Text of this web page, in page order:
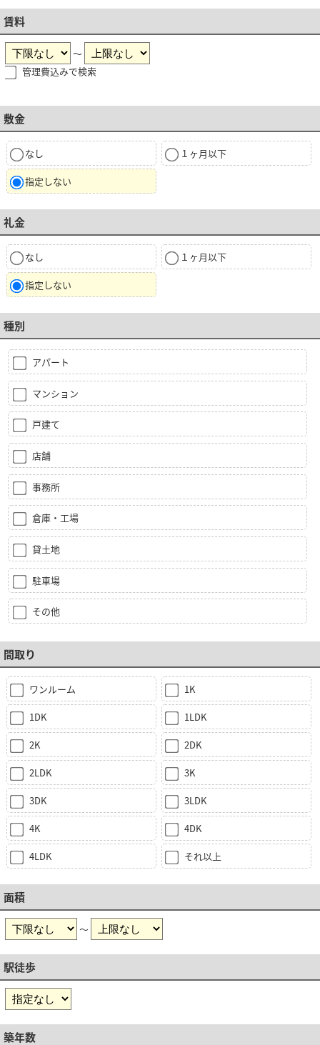
賃料
～
管理費込みで検索
敷金
なし １ヶ月以下
指定しない
礼金
なし １ヶ月以下
指定しない
種別
アパート
マンション
戸建て
店舗
事務所
倉庫・工場
貸土地
駐車場
その他
間取り
ワンルーム 1K
1DK 1LDK
2K 2DK
2LDK 3K
3DK 3LDK
4K 4DK
4LDK それ以上
面積
～
駅徒歩
築年数